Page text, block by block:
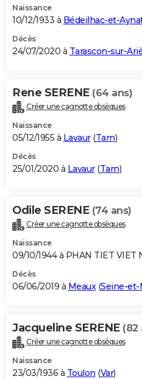
Naissance
10/12/1933 à Bédeilhac-et-
Décès
24/07/2020 à Tarascon-sur-
Rene SERENE (64 ans)
Créer une cagnotte obsèques
Naissance
05/12/1955 à Lavaur(Tarn)
Décès
25/01/2020 à Lavaur(Tarn)
Odile SERENE (74 ans)
Créer une cagnotte obsèques
Naissance
09/10/1944 à PHAN TIET VIET
Décès
06/06/2019 à Meaux(Seine-et-
Jacqueline SERENE (82
Créer une cagnotte obsèques
Naissance
23/03/1936 à Toulon (Var)